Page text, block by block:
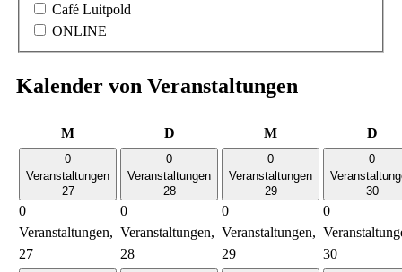
Café Luitpold
ONLINE
Kalender von Veranstaltungen
MMontag DDienstag MMittwoch D
0
Veranstaltungen
27
0
Veranstaltungen,
27
0
Veranstaltungen
28
0
Veranstaltungen,
28
0
Veranstaltungen
29
0
Veranstaltungen,
29
0
30
0
30